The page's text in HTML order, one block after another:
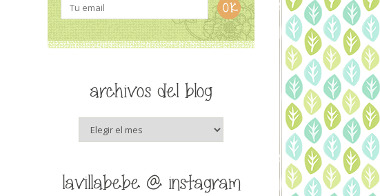
archivos del blog
archivos
lavillabebe @ instagram